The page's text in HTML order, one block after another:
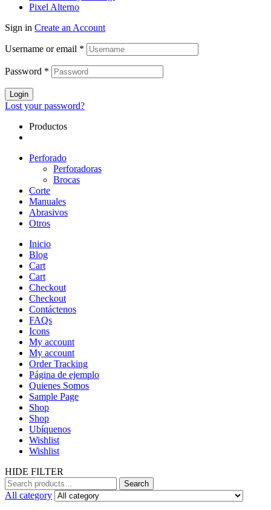
Pixel Alterno
Sign in Create an Account
Username or email *
Password *
Login
Lost your password?
Productos
Perforado
Perforadoras
Brocas
Corte
Manuales
Abrasivos
Otros
Inicio
Blog
Cart
Cart
Checkout
Checkout
Contáctenos
FAQs
Icons
My account
My account
Order Tracking
Página de ejemplo
Quienes Somos
Sample Page
Shop
Shop
Ubíquenos
Wishlist
Wishlist
HIDE FILTER
Search
for:
Search
All category